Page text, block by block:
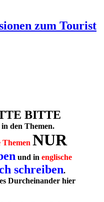
zum Tourist
BITTE
den Themen.
Themen NUR
und in englische
schreiben.
Durcheinander hier